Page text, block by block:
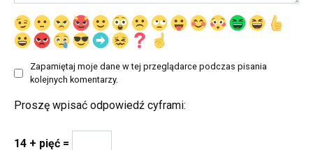
Zapamiętaj moje dane w tej przeglądarce podczas pisania
kolejnych komentarzy.
Proszę wpisać odpowiedź cyframi:
14 + pięć =